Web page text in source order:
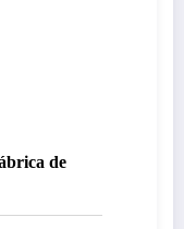
de